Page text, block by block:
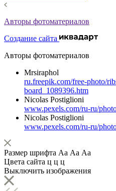
Авторы фотоматериалов
Создание сайта
Авторы фотоматериалов
Mrsiraphol
ru.freepik.com/free-photo/
board_1089396.htm
Nicolas Postiglioni
www.pexels.com/ru-ru/
Nicolas Postiglioni
www.pexels.com/ru-ru/
Размер шрифта Аа Аа Аа
Цвета сайта ц ц ц
Выключить изображения